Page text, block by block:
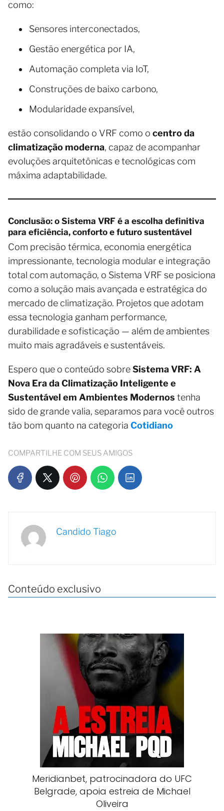
como:
Sensores interconectados,
Gestão energética por IA,
Automação completa via IoT,
Construções de baixo carbono,
Modularidade expansível,
estão consolidando o VRF como o centro da
climatização moderna, capaz de acompanhar
evoluções arquitetônicas e tecnológicas com
máxima adaptabilidade.
Conclusão: o Sistema VRF é a escolha definitiva
para eficiência, conforto e futuro sustentável
Com precisão térmica, economia energética
impressionante, tecnologia modular e integração
total com automação, o Sistema VRF se posiciona
como a solução mais avançada e estratégica do
mercado de climatização. Projetos que adotam
essa tecnologia ganham performance,
durabilidade e sofisticação — além de ambientes
muito mais agradáveis e sustentáveis.
Espero que o conteúdo sobreSistema VRF: A
Nova Era da Climatização Inteligente e
Sustentável em Ambientes Modernos tenha
sido de grande valia, separamos para você outros
tão bom quanto na categoria Cotidiano
COMPARTILHE COM SEUS AMIGOS
Candido Tiago
Conteúdo exclusivo
Meridianbet, patrocinadora do UFC
Belgrade, apoia estreia de Michael
Oliveira